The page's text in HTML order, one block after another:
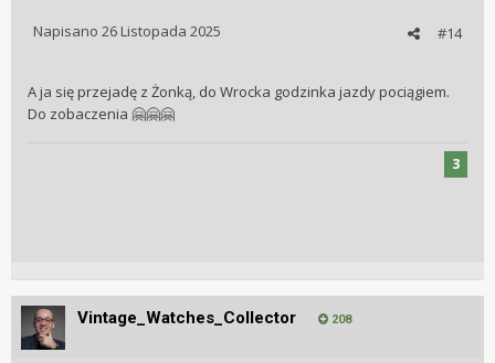
#14
Napisano 26 Listopada 2025
A ja się przejadę z Żonką, do Wrocka godzinka jazdy pociągiem.
Do zobaczenia 🤗🤗🤗
3
Vintage_Watches_Collector 208